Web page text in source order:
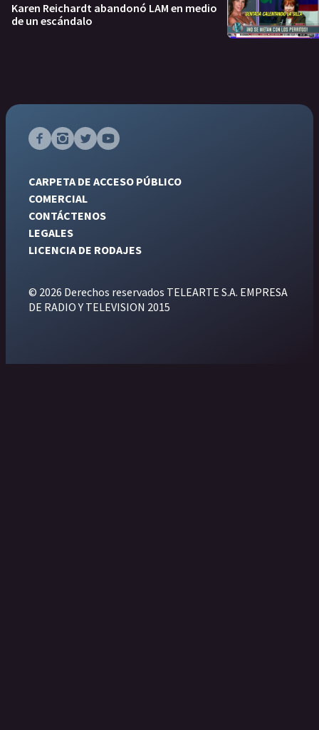
Karen Reichardt abandonó LAM en medio
de un escándalo
CARPETA DE ACCESO PÚBLICO
COMERCIAL
CONTÁCTENOS
LEGALES
LICENCIA DE RODAJES
© 2026 Derechos reservados TELEARTE S.A. EMPRESA
DE RADIO Y TELEVISION 2015